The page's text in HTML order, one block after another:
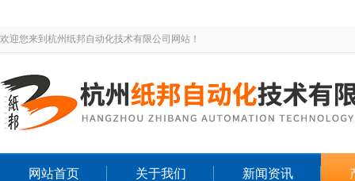
欢迎您来到杭州纸邦自动化技术有限公司网站！
网站首页 关于我们 新闻资讯